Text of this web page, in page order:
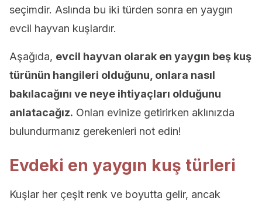
seçimdir. Aslında bu iki türden sonra en yaygın
evcil hayvan kuşlardır.
Aşağıda, evcil hayvan olarak en yaygın beş kuş
türünün hangileri olduğunu, onlara nasıl
bakılacağını ve neye ihtiyaçları olduğunu
anlatacağız. Onları evinize getirirken aklınızda
bulundurmanız gerekenleri not edin!
Evdeki en yaygın kuş türleri
Kuşlar her çeşit renk ve boyutta gelir, ancak